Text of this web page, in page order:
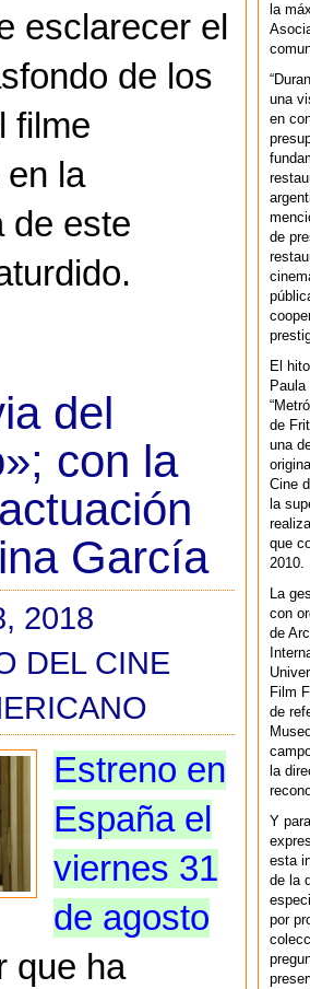
esclarecer el
de los
filme
la
de este
del
con la
García
2018
DEL CINE
Estreno en
España el
viernes 31
de agosto
que ha
la
una
en
de
El
de
una
Cine
la
que
2010.
La
con
de
Film
de
la
Y
esta
de la
por